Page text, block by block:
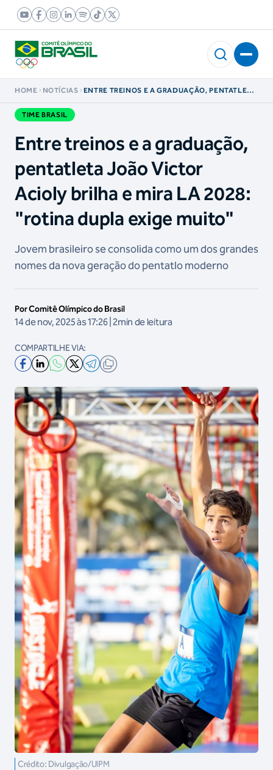
HOME NOTÍCIAS
ENTRE TREINOS E A GRADUAÇÃO, PENTATLETA
TIME BRASIL
Entre treinos e a graduação,
pentatleta João Victor
Acioly brilha e mira LA 2028:
"rotina dupla exige muito"
Jovem brasileiro se consolida como um dos grandes
nomes da nova geração do pentatlo moderno
Por Comitê Olímpico do Brasil
14 de nov, 2025 às 17:26 | 2min de leitura
COMPARTILHE VIA:
Crédito: Divulgação/UIPM